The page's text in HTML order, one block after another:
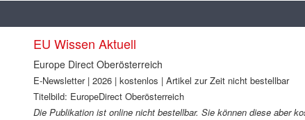
EU Wissen Aktuell
Europe Direct Oberösterreich
E-Newsletter | 2026 | kostenlos | Artikel zur Zeit nicht bestellbar
Titelbild: EuropeDirect Oberösterreich
Die Publikation ist online nicht bestellbar. Sie können diese aber